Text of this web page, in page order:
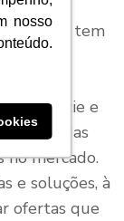
nossocaso, tem
e
superfície e
atendidas
mercado.
e soluções, à
ofertas que